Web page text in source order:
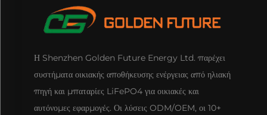
Η Shenzhen Golden Future Energy Ltd. παρέχει
συστήματα οικιακής αποθήκευσης ενέργειας από ηλιακή
πηγή και μπαταρίες LiFePO4 για οικιακές και
αυτόνομες εφαρμογές. Οι λύσεις ODM/OEM, οι 10+